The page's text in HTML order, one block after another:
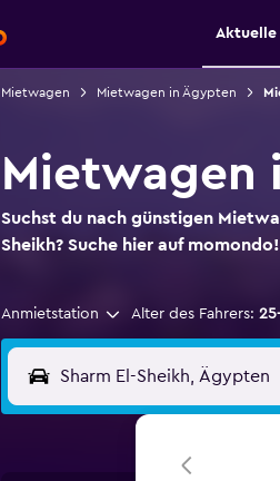
Aktuelle
Mietwagen Mietwagen in Ägypten
Mietwagen
Suchst du nach günstigen
Sheikh? Suche hier auf momondo!
Anmietstation Alter des Fahrers: